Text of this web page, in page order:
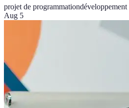
projet de programmationdéveloppement
Aug 5